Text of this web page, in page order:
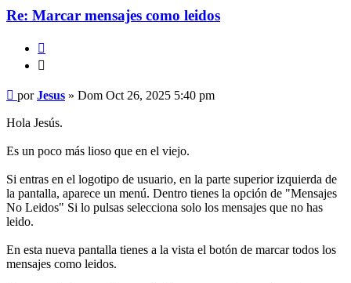
Re: Marcar mensajes como leidos
Mensaje
porJesus » Dom Oct 26, 2025 5:40 pm
Hola Jesús.
Es un poco más lioso que en el viejo.
Si entras en el logotipo de usuario, en la parte superior izquierda de
la pantalla, aparece un menú. Dentro tienes la opción de "Mensajes
No Leidos" Si lo pulsas selecciona solo los mensajes que no has
leido.
En esta nueva pantalla tienes a la vista el botón de marcar todos los
mensajes como leidos.